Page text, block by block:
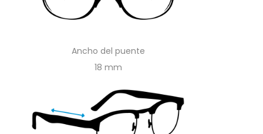
Ancho del puente
18